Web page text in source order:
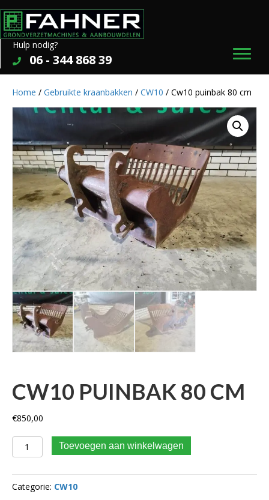
Hulp nodig?
06 - 344 868 39
Home / Gebruikte kraanbakken / CW10 / Cw10 puinbak 80 cm
CW10 PUINBAK 80 CM
€850,00
Cw10 puinbak 80 cm aantal
Toevoegen aan winkelwagen
Categorie: CW10